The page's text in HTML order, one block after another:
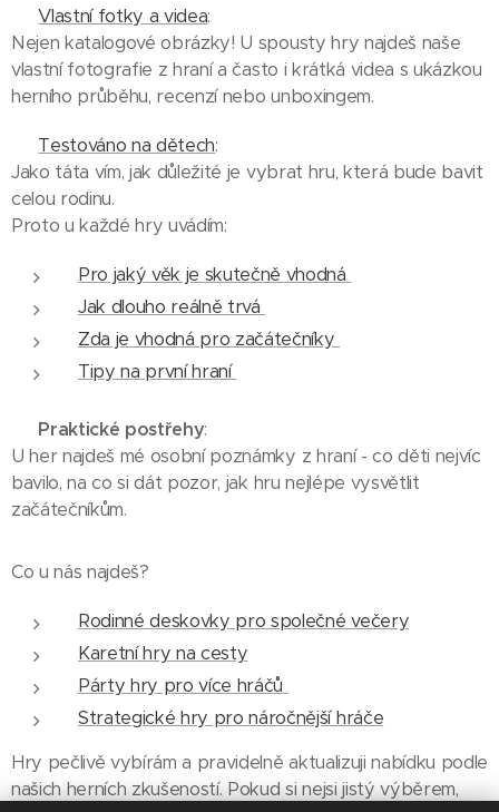
📸Vlastní fotky a videa:
Nejen katalogové obrázky! U spousty hry najdeš naše
vlastní fotografie z hraní a často i krátká videa s ukázkou
herního průběhu, recenzí nebo unboxingem.
Testováno na dětech:
Jako táta vím, jak důležité je vybrat hru, která bude bavit
celou rodinu.
Proto u každé hry uvádím:
Pro jaký věk je skutečně vhodná
Jak dlouho reálně trvá
Zda je vhodná pro začátečníky
Tipy na první hraní
Praktické postřehy:
U her najdeš mé osobní poznámky z hraní - co děti nejvíc
bavilo, na co si dát pozor, jak hru nejlépe vysvětlit
začátečníkům.
Co u nás najdeš?
Rodinné deskovky pro společné večery
Karetní hry na cesty
Párty hry pro více hráčů
Strategické hry pro náročnější hráče
Hry pečlivě vybírám a pravidelně aktualizuji nabídku podle
našich herních zkušeností. Pokud si nejsi jistý výběrem,